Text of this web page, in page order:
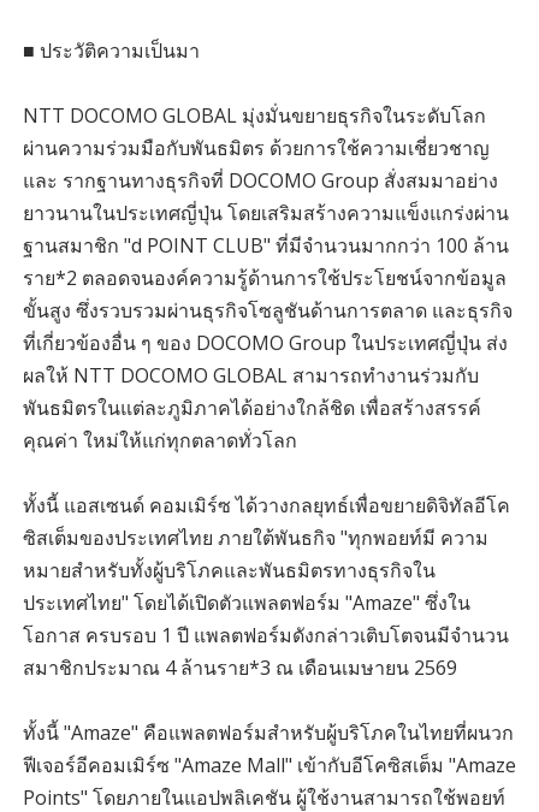
■ ประวัติความเป็นมา
NTT DOCOMO GLOBAL มุ่งมั่นขยายธุรกิจในระดับโลก
ผ่านความร่วมมือกับพันธมิตร ด้วยการใช้ความเชี่ยวชาญ
และ รากฐานทางธุรกิจที่ DOCOMO Group สั่งสมมาอย่าง
ยาวนานในประเทศญี่ปุ่น โดยเสริมสร้างความแข็งแกร่งผ่าน
ฐานสมาชิก "d POINT CLUB" ที่มีจำนวนมากกว่า 100 ล้าน
ราย*2 ตลอดจนองค์ความรู้ด้านการใช้ประโยชน์จากข้อมูล
ขั้นสูง ซึ่งรวบรวมผ่านธุรกิจโซลูชันด้านการตลาด และธุรกิจ
ที่เกี่ยวข้องอื่น ๆ ของ DOCOMO Group ในประเทศญี่ปุ่น ส่ง
ผลให้ NTT DOCOMO GLOBAL สามารถทำงานร่วมกับ
พันธมิตรในแต่ละภูมิภาคได้อย่างใกล้ชิด เพื่อสร้างสรรค์
คุณค่า ใหม่ให้แก่ทุกตลาดทั่วโลก
ทั้งนี้ แอสเซนด์ คอมเมิร์ซ ได้วางกลยุทธ์เพื่อขยายดิจิทัลอีโค
ซิสเต็มของประเทศไทย ภายใต้พันธกิจ "ทุกพอยท์มี ความ
หมายสำหรับทั้งผู้บริโภคและพันธมิตรทางธุรกิจใน
ประเทศไทย" โดยได้เปิดตัวแพลตฟอร์ม "Amaze" ซึ่งใน
โอกาส ครบรอบ 1 ปี แพลตฟอร์มดังกล่าวเติบโตจนมีจำนวน
สมาชิกประมาณ 4 ล้านราย*3 ณ เดือนเมษายน 2569
ทั้งนี้ "Amaze" คือแพลตฟอร์มสำหรับผู้บริโภคในไทยที่ผนวก
ฟีเจอร์อีคอมเมิร์ซ "Amaze Mall" เข้ากับอีโคซิสเต็ม "Amaze
Points" โดยภายในแอปพลิเคชัน ผู้ใช้งานสามารถใช้พอยท์